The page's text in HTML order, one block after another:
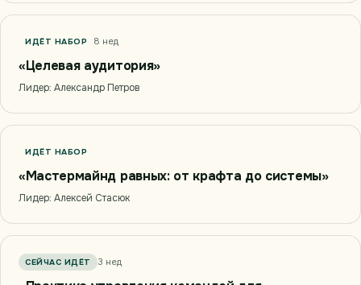
ИДЁТ НАБОР 8 нед
«Целевая аудитория»
Лидер: Александр Петров
ИДЁТ НАБОР
«Мастермайнд равных: от крафта до системы»
Лидер: Алексей Стасюк
СЕЙЧАС ИДЁТ 3 нед